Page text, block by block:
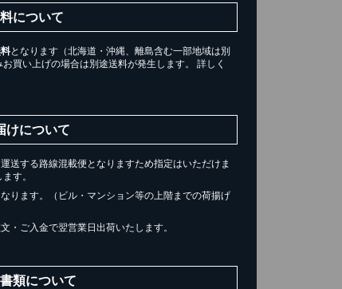
について
となります（北海道・沖縄、離島含む一部地域は別
買い上げの場合は別途送料が発生します。 詳しく
けについて
送する路線混載便となりますため指定はいただけま
す。
ります。（ビル・マンション等の上階までの荷揚げ
・ご入金で翌営業日出荷いたします。
類について